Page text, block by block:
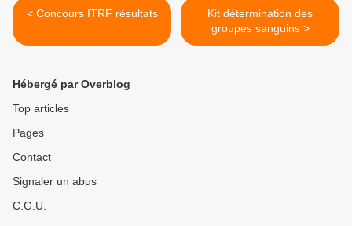
< Concours ITRF résultats
Kit détermination des
groupes sanguins >
Hébergé par Overblog
Top articles
Pages
Contact
Signaler un abus
C.G.U.